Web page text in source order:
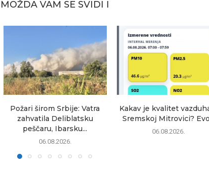
MOŽDA VAM SE SVIDI I
Požari širom Srbije: Vatra
zahvatila Deliblatsku
peščaru, Ibarsku...
06.08.2026.
Kakav je kvalitet
Sremskoj Mitrovici?
06.08.2026.